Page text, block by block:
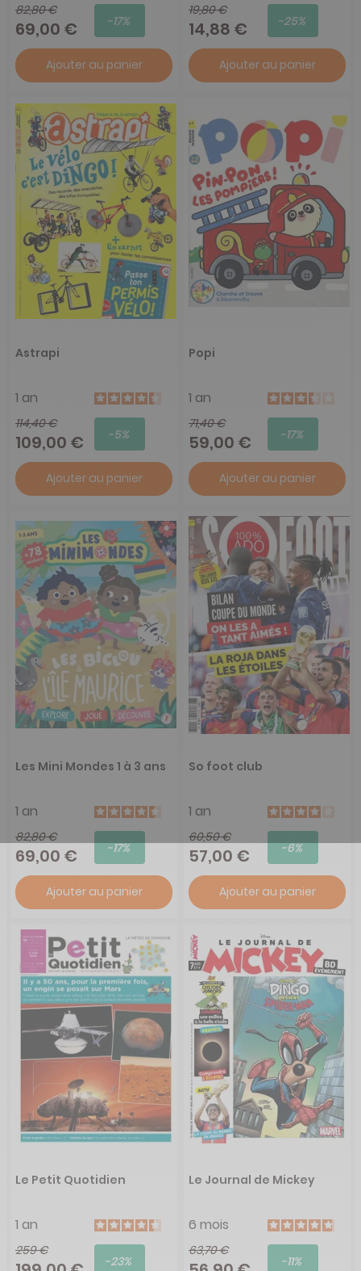
82,80 €
69,00 € -17%
Ajouter au panier
19,80 €
14,88 € -25%
Ajouter au panier
Astrapi
1 an
114,40 €
109,00 € -5%
Ajouter au panier
Popi
1 an
71,40 €
59,00 € -17%
Ajouter au panier
Les Mini Mondes 1 à 3 ans
1 an
82,80 €
69,00 € -17%
Ajouter au panier
So foot club
1 an
60,50 €
57,00 € -6%
Ajouter au panier
Le Petit Quotidien
1 an
259 €
-23%
Le Journal de Mickey
6 mois
63,70 €
-11%